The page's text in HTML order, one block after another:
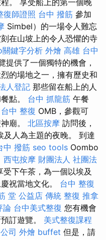
。 享受船上的第一個晚
復師證照 台中 撥筋 參加
Simbel）的一場令人難忘
在山坡上的令人恐懼的寺
鍵字分析 外燴 高雄 台中
提供了一個獨特的機會，
的場地之一，擁有歷史和
人登記 那些留在船上的人
點。 台中 抓龍筋 午餐
台中 整復 OMB，參觀可
廟。 北區按摩 訪問後，
人為主題的夜晚。 到達
中 撥筋 seo tools Oombo
西屯按摩 財團法人 社團法
下午茶，為一個以埃及
祝當地文化。 台中 整復
堂 公益店 傳統 整復 推拿
論 台中美式整復 您有機會
訂遊覽。 美式整復課程
司 外燴 buffet 但是，請